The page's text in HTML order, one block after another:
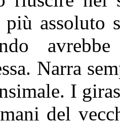
più assoluto
Narra
I
del